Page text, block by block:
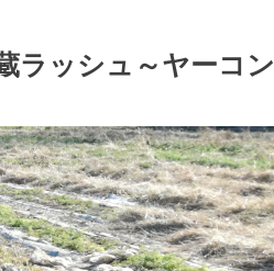
ラッシュ～ヤーコン